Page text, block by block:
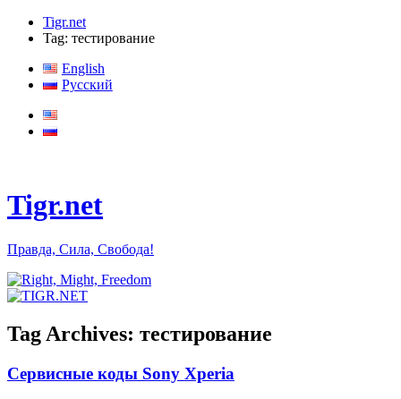
Tigr.net
Tag: тестирование
English
Русский
Tigr.net
Правда, Сила, Свобода!
Tag Archives: тестирование
Сервисные коды Sony Xperia